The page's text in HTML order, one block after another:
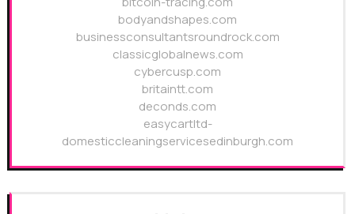
bodyandshapes.com
businessconsultantsroundrock.com
classicglobalnews.com
cybercusp.com
britaintt.com
deconds.com
easycartltd-
domesticcleaningservicesedinburgh.com